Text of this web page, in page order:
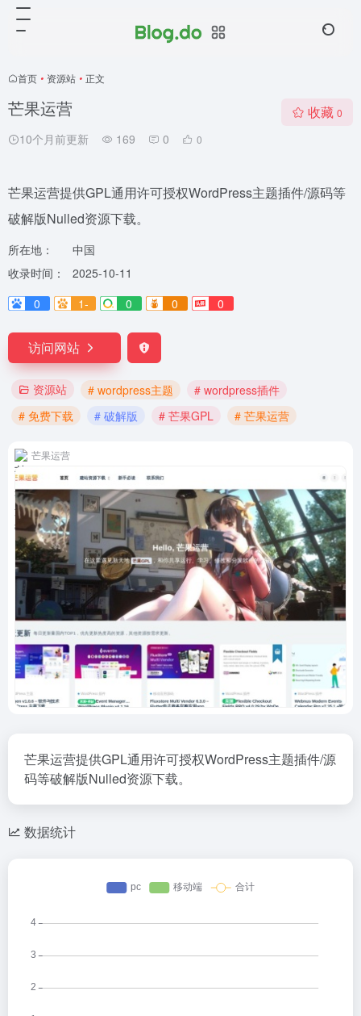
首页 • 资源站 • 正文
芒果运营
10个月前更新 169 0 0
收藏 0
芒果运营提供GPL通用许可授权WordPress主题插件/源码等
破解版Nulled资源下载。
所在地：
中国
收录时间：
2025-10-11
0
1- 0 0 0
访问网站
资源站 # wordpress主题
# wordpress插件
# 免费下载
# 破解版 # 芒果GPL # 芒果运营
芒果运营
芒果运营提供GPL通用许可授权WordPress主题插件/源
码等破解版Nulled资源下载。
数据统计